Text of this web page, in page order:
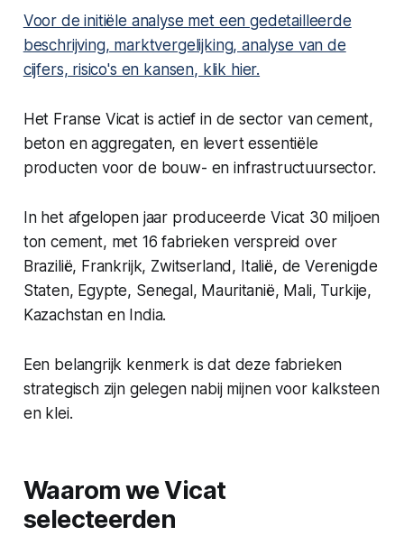
Voor de initiële analyse met een gedetailleerde
beschrijving, marktvergelijking, analyse van de
cijfers, risico's en kansen, klik hier.
Het Franse Vicat is actief in de sector van cement,
beton en aggregaten, en levert essentiële
producten voor de bouw- en infrastructuursector.
In het afgelopen jaar produceerde Vicat 30 miljoen
ton cement, met 16 fabrieken verspreid over
Brazilië, Frankrijk, Zwitserland, Italië, de Verenigde
Staten, Egypte, Senegal, Mauritanië, Mali, Turkije,
Kazachstan en India.
Een belangrijk kenmerk is dat deze fabrieken
strategisch zijn gelegen nabij mijnen voor kalksteen
en klei.
Waarom we Vicat
selecteerden